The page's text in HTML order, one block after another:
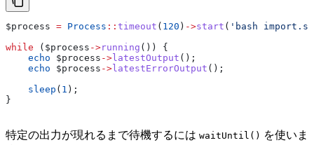
$process = Process :: timeout ( 120 ) ->start ( 'bash
while ( $process ->running ()) {
    echo
$process -> latestOutput ();
    echo
$process -> latestErrorOutput ();
    sleep
( 1 );
}
特定の出力が現れるまで待機するには waitUntil() を使いま